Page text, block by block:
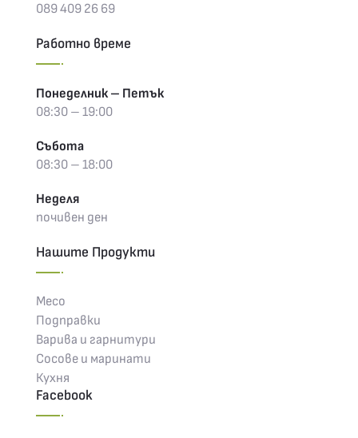
089 409 26 69
Работно време
Понеделник – Петък
08:30 – 19:00
Събота
08:30 – 18:00
Неделя
почивен ден
Нашите Продукти
Месо
Подправки
Варива и гарнитури
Сосове и маринати
Кухня
Facebook